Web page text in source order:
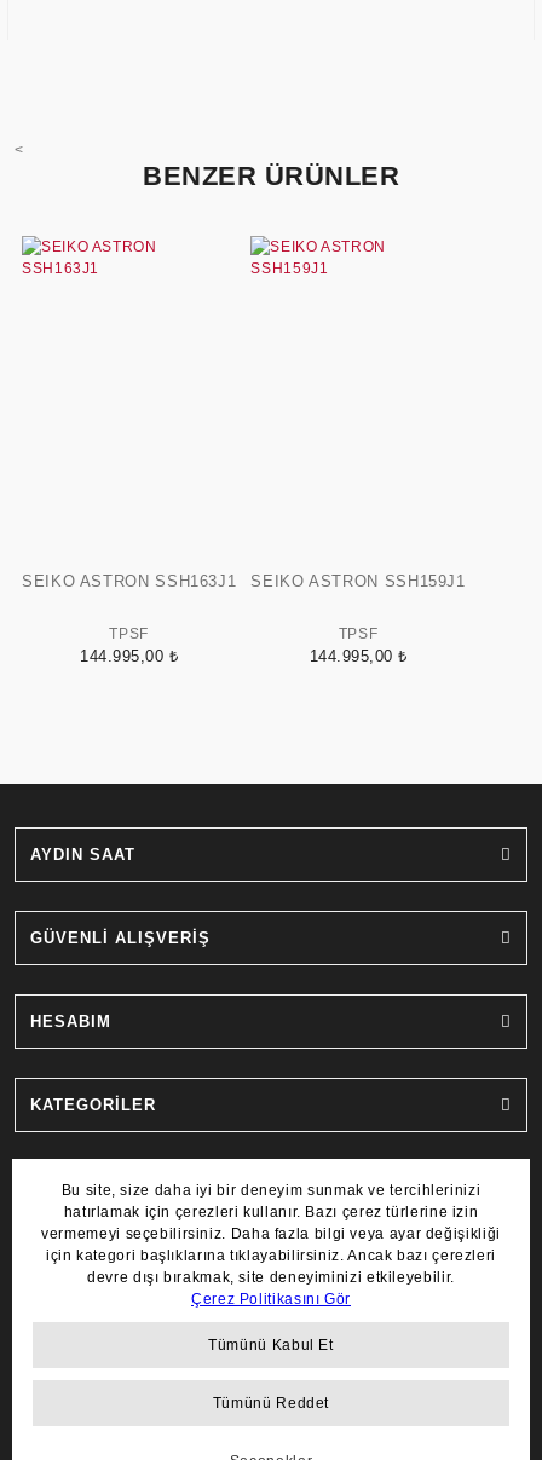
<
BENZER ÜRÜNLER
SEIKO ASTRON SSH163J1
TPSF
144.995,00 ₺
SEIKO ASTRON SSH159J1
TPSF
144.995,00 ₺
AYDIN SAAT
GÜVENLİ ALIŞVERİŞ
HESABIM
KATEGORİLER
MARKALAR